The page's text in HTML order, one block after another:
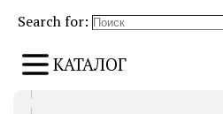
Search for:
КАТАЛОГ